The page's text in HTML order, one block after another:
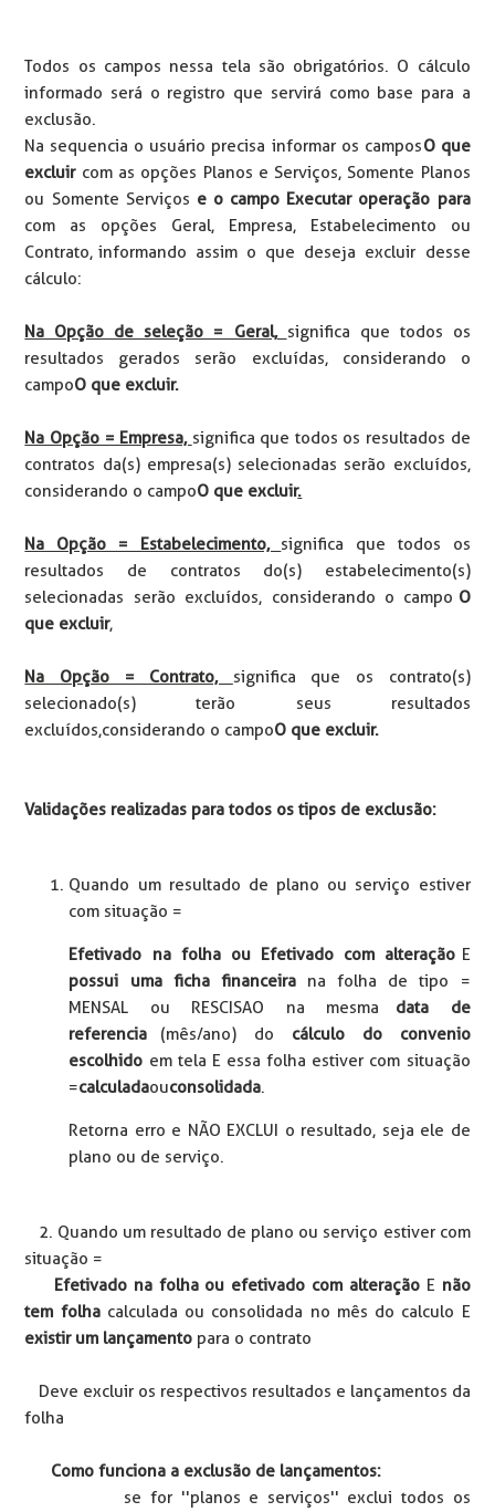
Todos os campos nessa tela são obrigatórios. O cálculo
informado será o registro que servirá como base para a
exclusão.
Na sequencia o usuário precisa informar os camposO que
excluir com as opções Planos e Serviços, Somente Planos
ou Somente Serviços e o campo Executar operação para
com as opções Geral, Empresa, Estabelecimento ou
Contrato, informando assim o que deseja excluir desse
cálculo:
Na Opção de seleção = Geral, significa que todos os
resultados gerados serão excluídas, considerando o
campoO que excluir.
Na Opção = Empresa, significa que todos os resultados de
contratos da(s) empresa(s) selecionadas serão excluídos,
considerando o campoO que excluir.
Na Opção = Estabelecimento, significa que todos os
resultados de contratos do(s) estabelecimento(s)
selecionadas serão excluídos, considerando o campo O
que excluir,
Na Opção = Contrato, significa que os contrato(s)
selecionado(s) terão seus resultados
excluídos, considerando o campoO que excluir.
Validações realizadas para todos os tipos de exclusão:
Quando um resultado de plano ou serviço estiver
com situação =
Efetivado na folha ou Efetivado com alteração E
possui uma ficha financeirana folha de tipo =
MENSAL ou RESCISAO na mesma data de
referencia (mês/ano) do cálculo do convenio
escolhido em tela E essa folha estiver com situação
=calculadaouconsolidada.
Retorna erro e NÃO EXCLUI o resultado, seja ele de
plano ou de serviço.
2. Quando um resultado de plano ou serviço estiver com
situação =
Efetivado na folha ou efetivado com alteração E não
tem folha calculada ou consolidada no mês do calculo E
existir um lançamento para o contrato
Deve excluir os respectivos resultados e lançamentos da
folha
Como funciona a exclusão de lançamentos:
se for ''planos e serviços'' exclui todos os